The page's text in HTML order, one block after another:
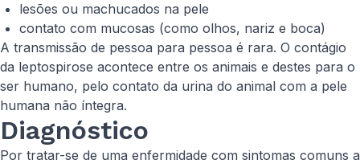
lesões ou machucados na pele
contato com mucosas (como olhos, nariz e boca)
A transmissão de pessoa para pessoa é rara. O contágio
da leptospirose acontece entre os animais e destes para o
ser humano, pelo contato da urina do animal com a pele
humana não íntegra.
Diagnóstico
Por tratar-se de uma enfermidade com sintomas comuns a